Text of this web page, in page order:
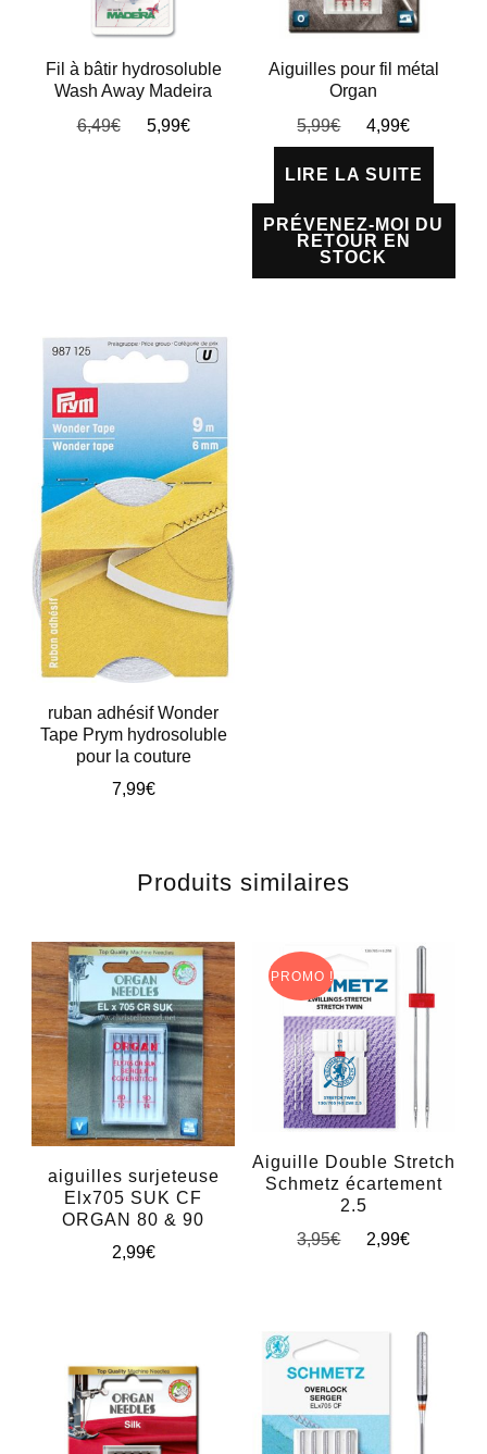
Fil à bâtir hydrosoluble
Wash Away Madeira
6,49€
Le5,99€
Aiguilles pour fil métal
Organ
5,99€
Le
prix
initial
5,99€.
4,99€
prix
actuel
4,99€.
LIRE LA SUITE
PRÉVENEZ-MOI DU
RETOUR EN
STOCK
ruban adhésif Wonder
Tape Prym hydrosoluble
pour la couture
7,99€
Produits similaires
aiguilles surjeteuse
Elx705 SUK CF
ORGAN 80 & 90
2,99€
PROMO !
Aiguille Double Stretch
Schmetz écartement
2.5
3,95€
Le
3,95€.
2,99€
2,99€.